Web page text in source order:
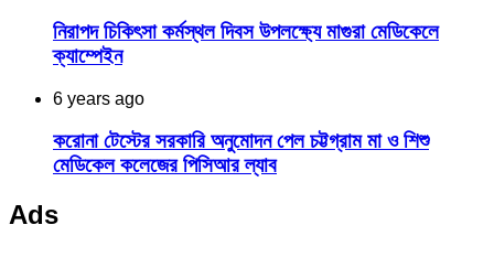
নিরাপদ চিকিৎসা কর্মস্থল দিবস উপলক্ষ্যে মাগুরা মেডিকেলে
ক্যাম্পেইন
6 years ago
করোনা টেস্টের সরকারি অনুমোদন পেল চট্টগ্রাম মা ও শিশু
মেডিকেল কলেজের পিসিআর ল্যাব
Ads